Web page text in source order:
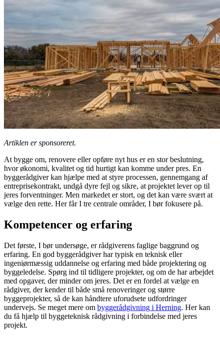
Artiklen er sponsoreret.
At bygge om, renovere eller opføre nyt hus er en stor beslutning,
hvor økonomi, kvalitet og tid hurtigt kan komme under pres. En
byggerådgiver kan hjælpe med at styre processen, gennemgang af
entreprisekontrakt, undgå dyre fejl og sikre, at projektet lever op til
jeres forventninger. Men markedet er stort, og det kan være svært at
vælge den rette. Her får I tre centrale områder, I bør fokusere på.
Kompetencer og erfaring
Det første, I bør undersøge, er rådgiverens faglige baggrund og
erfaring. En god byggerådgiver har typisk en teknisk eller
ingeniørmæssig uddannelse og erfaring med både projektering og
byggeledelse. Spørg ind til tidligere projekter, og om de har arbejdet
med opgaver, der minder om jeres. Det er en fordel at vælge en
rådgiver, der kender til både små renoveringer og større
byggeprojekter, så de kan håndtere uforudsete udfordringer
undervejs. Se meget mere om byggerådgivning i Herning. Her kan
du få hjælp til byggeteknisk rådgivning i forbindelse med jeres
projekt.